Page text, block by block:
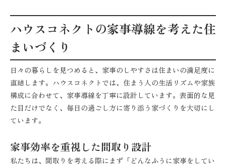
ハウスコネクトの家事導線を考えた住
まいづくり
日々の暮らしを見つめると、家事のしやすさは住まいの満足度に
直結します。ハウスコネクトでは、住まう人の生活リズムや家族
構成に合わせて、家事導線を丁寧に設計しています。表面的な見
た目だけでなく、毎日の過ごし方に寄り添う家づくりを大切にし
ています。
家事効率を重視した間取り設計
私たちは、間取りを考える際にまず「どんなふうに家事をしてい